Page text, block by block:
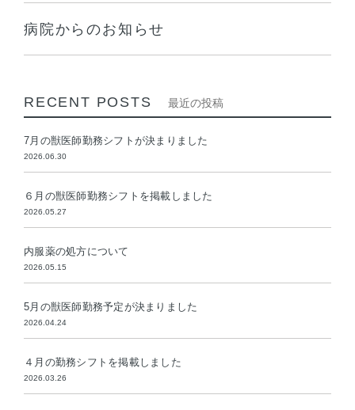
病院からのお知らせ
RECENT POSTS 最近の投稿
7月の獣医師勤務シフトが決まりました
2026.06.30
６月の獣医師勤務シフトを掲載しました
2026.05.27
内服薬の処方について
2026.05.15
5月の獣医師勤務予定が決まりました
2026.04.24
４月の勤務シフトを掲載しました
2026.03.26